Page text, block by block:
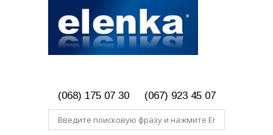
(068) 175 07 30 (067) 923 45 07